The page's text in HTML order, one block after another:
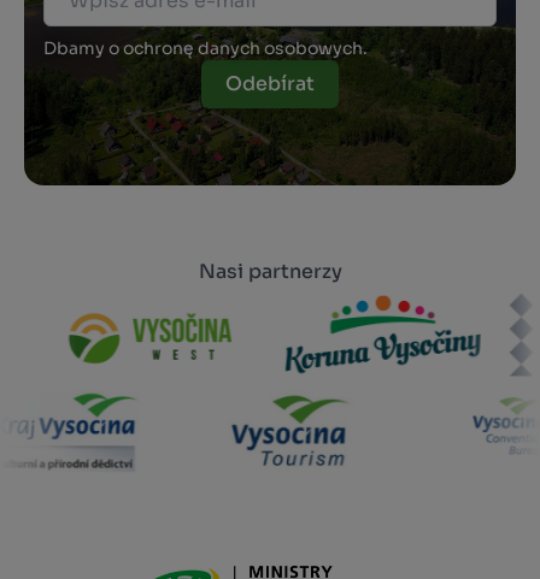
Dbamy o ochronę danych osobowych.
Odebírat
Nasi partnerzy